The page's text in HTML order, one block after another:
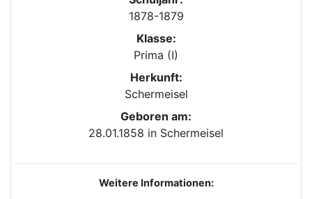
1878-1879
Klasse:
Prima (I)
Herkunft:
Schermeisel
Geboren am:
28.01.1858 in Schermeisel
Weitere Informationen: